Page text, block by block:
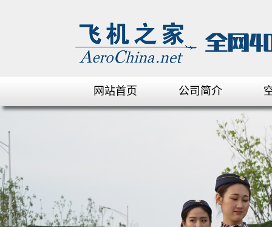
网站首页 公司简介